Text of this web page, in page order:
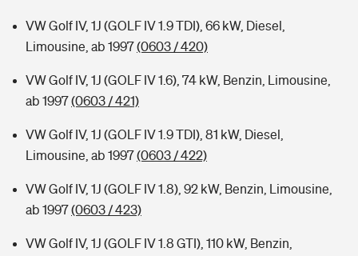
Kinderunfall-Check: Mehr Sicherheit für deine Kids
Typklassen: So ist Ihr Auto eingestuft
Sie haben Fragen?
VW Golf IV, 1J (GOLF IV 1.9 TDI), 66 kW, Diesel,
Limousine, ab 1997(0603 / 420)
VW Golf IV, 1J (GOLF IV 1.6), 74 kW, Benzin, Limousine,
ab 1997(0603 / 421)
VW Golf IV, 1J (GOLF IV 1.9 TDI), 81 kW, Diesel,
Limousine, ab 1997(0603 / 422)
VW Golf IV, 1J (GOLF IV 1.8), 92 kW, Benzin, Limousine,
ab 1997(0603 / 423)
VW Golf IV, 1J (GOLF IV 1.8 GTI), 110 kW, Benzin,